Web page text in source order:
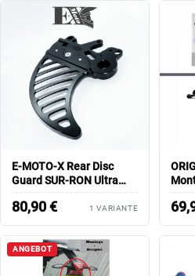
E-MOTO-X Rear Disc
Guard SUR-RON Ultra
Bee
80,90€ 1 VARIANTE
ANGEBOT